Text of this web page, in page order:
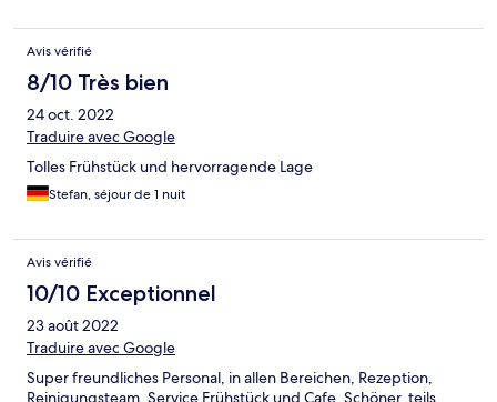
Avis vérifié
8/10 Très bien
24 oct. 2022
Traduire avec Google
Tolles Frühstück und hervorragende Lage
Stefan, séjour de 1 nuit
Avis vérifié
10/10 Exceptionnel
23 août 2022
Traduire avec Google
Super freundliches Personal, in allen Bereichen, Rezeption,
Reinigungsteam, Service Frühstück und Cafe. Schöner, teils